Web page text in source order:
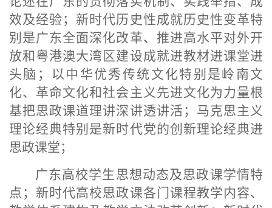
效及经验；新时代历史性成就历史性变革特
别是广东全面深化改革、推进高水平对外开
放和粤港澳大湾区建设成就进教材进课堂进
头脑；以中华优秀传统文化特别是岭南文
化、革命文化和社会主义先进文化为力量根
基把思政课道理讲深讲透讲活；马克思主义
理论经典特别是新时代党的创新理论经典进
思政课堂；
广东高校学生思想动态及思政课学情特
点；新时代高校思政课各门课程教学内容、